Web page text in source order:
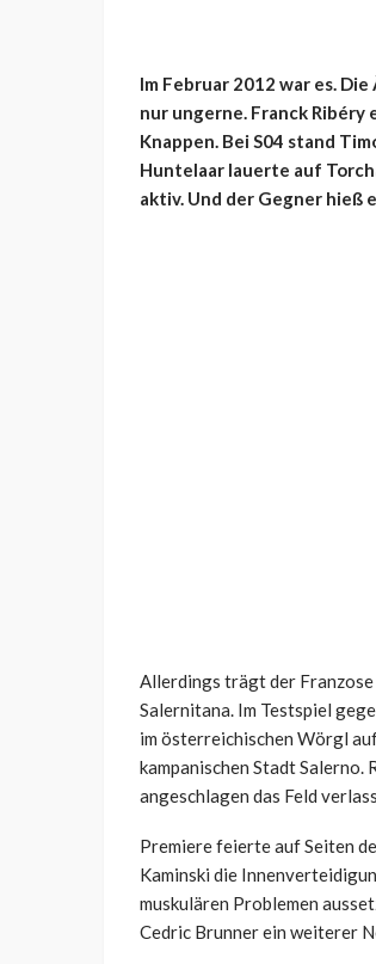
Im Februar 2012 war es.
nur ungerne. Franck
Knappen. Bei S04 stand
Huntelaar lauerte auf
aktiv. Und der Gegner hieß
Allerdings trägt der Franzose
Salernitana. Im Testspiel
im österreichischen Wörgl
kampanischen Stadt Salerno.
angeschlagen das Feld
Premiere feierte auf Seiten
Kaminski die
muskulären Problemen
Cedric Brunner ein weiterer